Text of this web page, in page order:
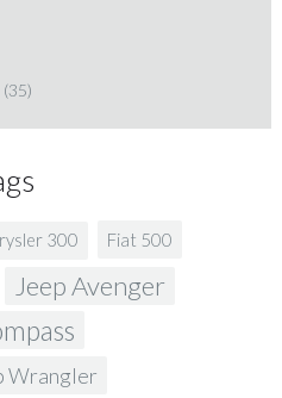
(35)
300 Fiat 500
Jeep Avenger
Wrangler